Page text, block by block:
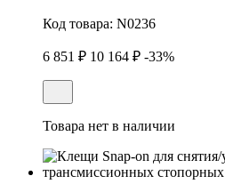
Код товара: N0236
6 851 ₽ 10 164 ₽ -33%
Товара нет в наличии